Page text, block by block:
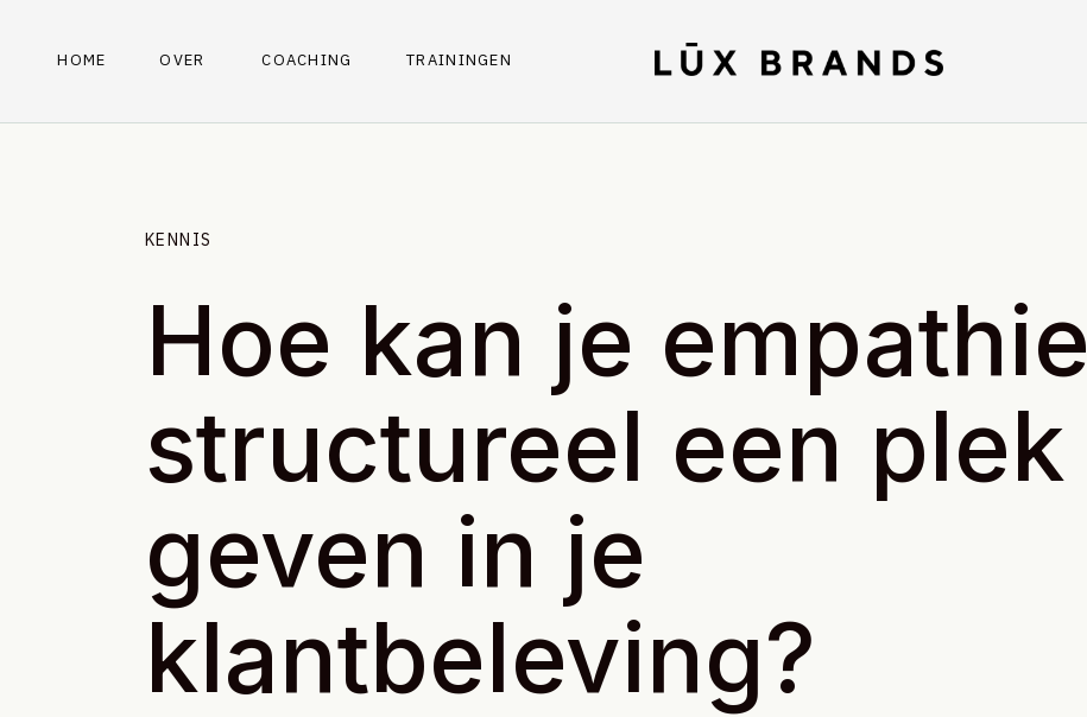
HOME OVER COACHING TRAININGEN
KENNIS
Hoe kan je empathie
structureel een plek
geven in je
klantbeleving?